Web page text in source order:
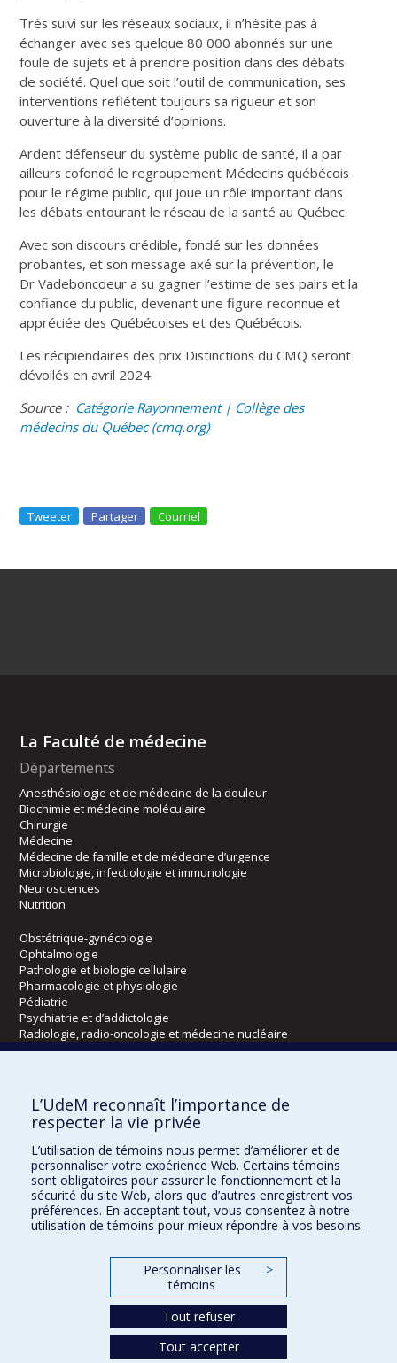
Très suivi sur les réseaux sociaux, il n’hésite pas à
échanger avec ses quelque 80 000 abonnés sur une
foule de sujets et à prendre position dans des débats
de société. Quel que soit l’outil de communication, ses
interventions reflètent toujours sa rigueur et son
ouverture à la diversité d’opinions.
Ardent défenseur du système public de santé, il a par
ailleurs cofondé le regroupement Médecins québécois
pour le régime public, qui joue un rôle important dans
les débats entourant le réseau de la santé au Québec.
Avec son discours crédible, fondé sur les données
probantes, et son message axé sur la prévention, le
Dr Vadeboncoeur a su gagner l’estime de ses pairs et la
confiance du public, devenant une figure reconnue et
appréciée des Québécoises et des Québécois.
Les récipiendaires des prix Distinctions du CMQ seront
dévoilés en avril 2024.
Source : Catégorie Rayonnement | Collège des
médecins du Québec (cmq.org)
Tweeter Partager Courriel
La Faculté de médecine
Départements
Anesthésiologie et de médecine de la douleur
Biochimie et médecine moléculaire
Chirurgie
Médecine
Médecine de famille et de médecine d’urgence
Microbiologie, infectiologie et immunologie
Neurosciences
Nutrition
Obstétrique-gynécologie
Ophtalmologie
Pathologie et biologie cellulaire
Pharmacologie et physiologie
Pédiatrie
Psychiatrie et d’addictologie
Radiologie, radio-oncologie et médecine nucléaire
Kinésiologie et des sciences de l’activité physique
Orthophonie et audiologie
Réadaptation
Directions
DPC
CPASS
L’UdeM reconnaît l’importance de
respecter la vie privée
L’utilisation de témoins nous permet d’améliorer et de
personnaliser votre expérience Web. Certains témoins
sont obligatoires pour assurer le fonctionnement et la
sécurité du site Web, alors que d’autres enregistrent vos
préférences. En acceptant tout, vous consentez à notre
utilisation de témoins pour mieux répondre à vos besoins.
Personnaliser les
témoins
>
Tout refuser
Tout accepter